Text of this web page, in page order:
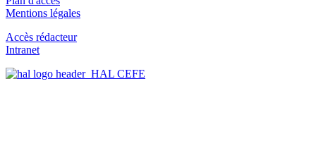
Mentions légales
Accès rédacteur
Intranet
HAL CEFE